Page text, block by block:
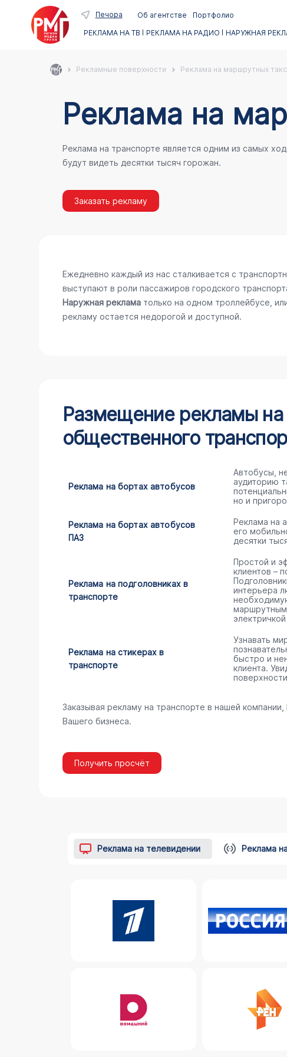
Печора Об агентстве
Портфолио
РЕКЛАМА НА ТВ
РЕКЛАМА НА РАДИО НАРУЖНАЯ
Рекламные поверхности Реклама на маршрутных
Реклама на
Реклама на транспорте является одним из самых
будут видеть десятки тысяч горожан.
Заказать рекламу
Ежедневно каждый из нас сталкивается с
выступают в роли пассажиров городского
Наружная реклама только на одном троллейбусе,
рекламу остается недорогой и доступной.
Размещение рекламы на
общественного
Реклама на бортах автобусов
Автобусы,
аудиторию
но и
Реклама на бортах автобусов
ПАЗ
Реклама на
его
десятки
Реклама на подголовниках в
транспорте
Простой и
клиентов –
интерьера
маршрутным
Реклама на стикерах в
транспорте
Узнавать
быстро и
клиента.
Заказывая рекламу на транспорте в нашей
Вашего бизнеса.
Получить просчёт
Реклама на телевидении Реклама